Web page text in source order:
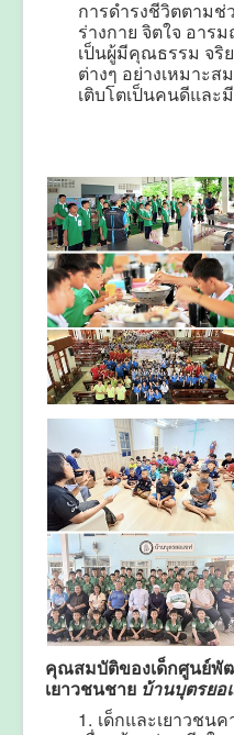
การดำรงชีวิตตาม
ร่างกาย จิตใจ อา
เป็นผู้มีคุณธรรม จริ
ต่างๆ อย่างเหมาะ
เติบโตเป็นคนดีแล
คุณสมบัติของเด็กศูนย์พั
เยาวชนชาย บ้านบุตรยอ
1. เด็กและเยาวชน